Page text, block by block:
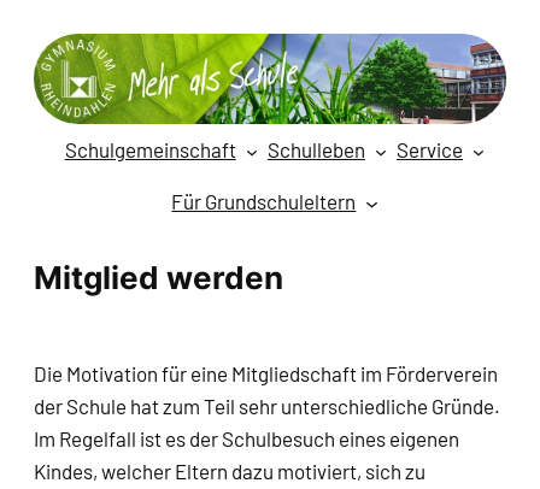
Inhalt
springen
Schulgemeinschaft Schulleben Service
Für Grundschuleltern
Mitglied werden
Die Motivation für eine Mitgliedschaft im Förderverein
der Schule hat zum Teil sehr unterschiedliche Gründe.
Im Regelfall ist es der Schulbesuch eines eigenen
Kindes, welcher Eltern dazu motiviert, sich zu